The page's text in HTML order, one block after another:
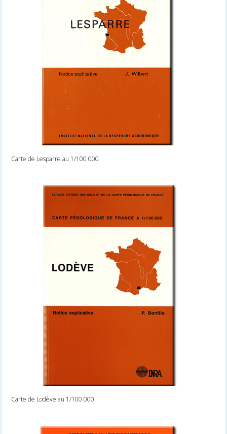
Carte de Lesparre au 1/100 000
Carte de Lodève au 1/100 000